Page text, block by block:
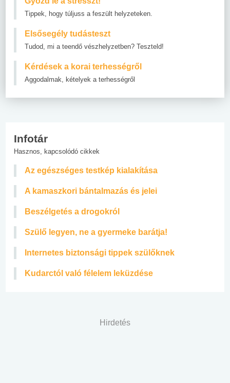
Tippek, hogy túljuss a feszült helyzeteken.
Elsősegély tudásteszt
Tudod, mi a teendő vészhelyzetben? Teszteld!
Kérdések a korai terhességről
Aggodalmak, kételyek a terhességről
Infotár
Hasznos, kapcsolódó cikkek
Az egészséges testkép kialakítása
A kamaszkori bántalmazás és jelei
Beszélgetés a drogokról
Szülő legyen, ne a gyermeke barátja!
Internetes biztonsági tippek szülőknek
Kudarctól való félelem leküzdése
Hirdetés